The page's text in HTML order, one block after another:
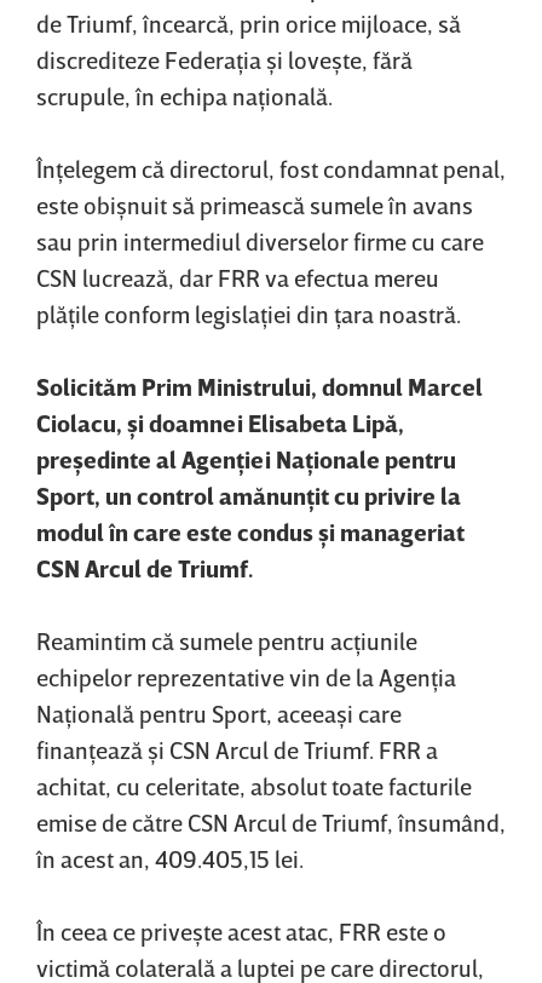
de Triumf, încearcă, prin orice mijloace, să
discrediteze Federaţia şi loveşte, fără
scrupule, în echipa naţională.
Înţelegem că directorul, fost condamnat penal,
este obişnuit să primească sumele în avans
sau prin intermediul diverselor firme cu care
CSN lucrează, dar FRR va efectua mereu
plăţile conform legislaţiei din ţara noastră.
Solicităm Prim Ministrului, domnul Marcel
Ciolacu, şi doamnei Elisabeta Lipă,
preşedinte al Agenţiei Naţionale pentru
Sport, un control amănunţit cu privire la
modul în care este condus şi manageriat
CSN Arcul de Triumf.
Reamintim că sumele pentru acţiunile
echipelor reprezentative vin de la Agenţia
Naţională pentru Sport, aceeaşi care
finanţează şi CSN Arcul de Triumf. FRR a
achitat, cu celeritate, absolut toate facturile
emise de către CSN Arcul de Triumf, însumând,
în acest an, 409.405,15 lei.
În ceea ce priveşte acest atac, FRR este o
victimă colaterală a luptei pe care directorul,